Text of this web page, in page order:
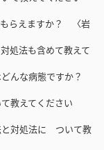
もらえますか？ 〈岩
処法も含めて教えて
んな病態ですか？
教えてください
と対処法に ついて教